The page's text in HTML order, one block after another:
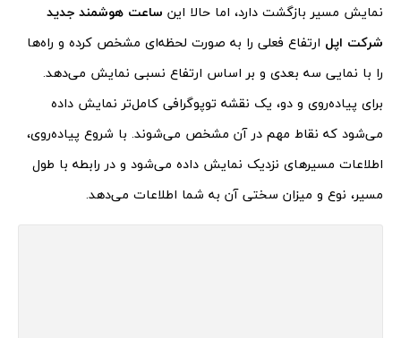
نمایش مسیر بازگشت دارد، اما حالا این ساعت هوشمند جدید
شرکت اپل ارتفاع فعلی را به صورت لحظه‌ای مشخص کرده و راه‌ها
را با نمایی سه بعدی و بر اساس ارتفاع نسبی نمایش می‌دهد.
برای پیاده‌روی و دو، یک نقشه توپوگرافی کامل‌تر نمایش داده
می‌شود که نقاط مهم در آن مشخص می‌شوند. با شروع پیاده‌روی،
اطلاعات مسیرهای نزدیک نمایش داده می‌شود و در رابطه با طول
مسیر، نوع و میزان سختی آن به شما اطلاعات می‌دهد.